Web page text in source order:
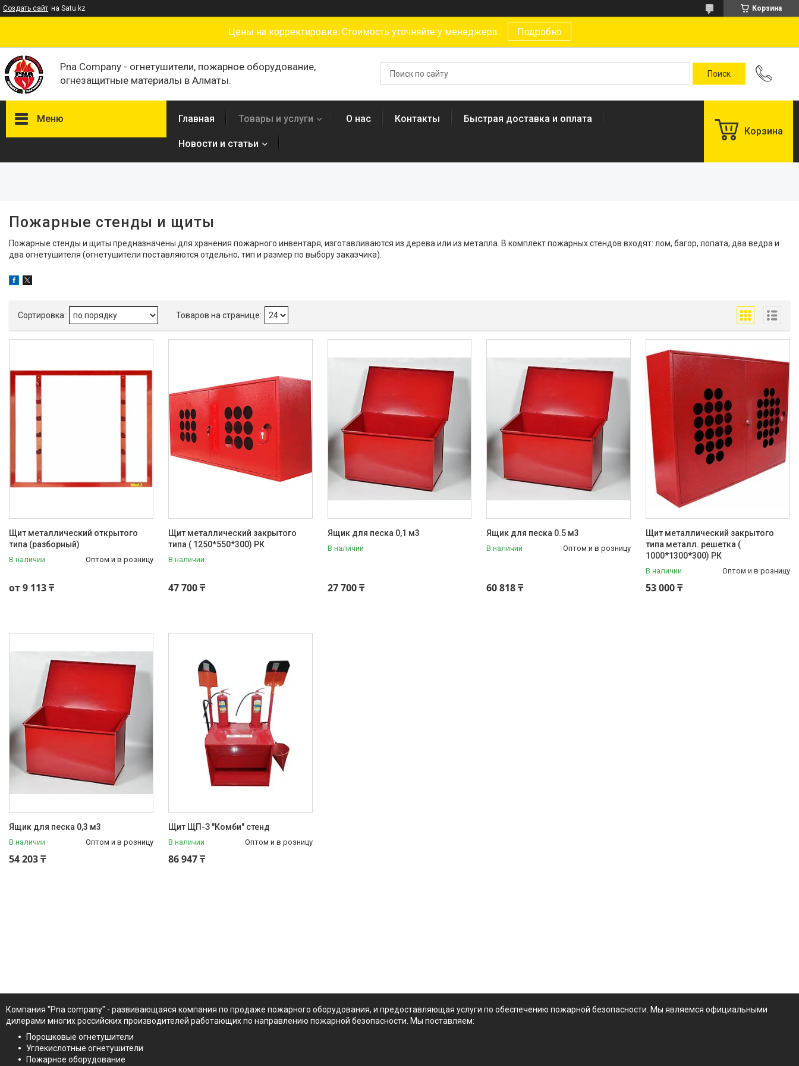
Создать сайт на Satu.kz Корзина
Цены на корректировке. Стоимость уточняйте у менеджера. Подробно
Pna Company - огнетушители, пожарное оборудование,
огнезащитные материалы в Алматы.
Меню
В наличии 7
О нас
Отзывы
Главная Товары и услуги О нас Контакты Быстрая доставка и оплата
Новости и статьи
Корзина
Пожарные стенды и щиты
Пожарные стенды и щиты предназначены для хранения пожарного инвентаря, изготавливаются из дерева или из металла. В комплект пожарных стендов входят: лом, багор, лопата, два ведра и
два огнетушителя (огнетушители поставляются отдельно, тип и размер по выбору заказчика).
Щит металлический открытого
типа (разборный)
В наличии Оптом и в розницу
от 9 113 ₸
Щит металлический закрытого
типа ( 1250*550*300) РК
В наличии
47 700 ₸
Ящик для песка 0,1 м3
В наличии
27 700 ₸
Ящик для песка 0.5 м3
В наличии Оптом и в розницу
60 818 ₸
Щит металлический закрытого
типа металл. решетка (
1000*1300*300) РК
В наличии Оптом и в розницу
53 000 ₸
Ящик для песка 0,3 м3
В наличии Оптом и в розницу
54 203 ₸
Щит ЩП-З "Комби" стенд
В наличии Оптом и в розницу
86 947 ₸
Компания "Pna company" - развивающаяся компания по продаже пожарного оборудования, и предоставляющая услуги по обеспечению пожарной безопасности. Мы являемся официальными
дилерами многих российских производителей работающих по направлению пожарной безопасности. Мы поставляем:
Порошковые огнетушители
Углекислотные огнетушители
Пожарное оборудование